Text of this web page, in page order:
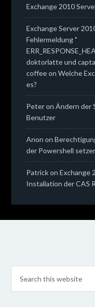
Exchange 2010
Exchange Server
Fehlermeldung "
doktorlatte und
coffeeonWelche
es?
PeteronÄndern der
Benutzer
Anon on
der Powershell
PatrickonExchange
Installation der CAS